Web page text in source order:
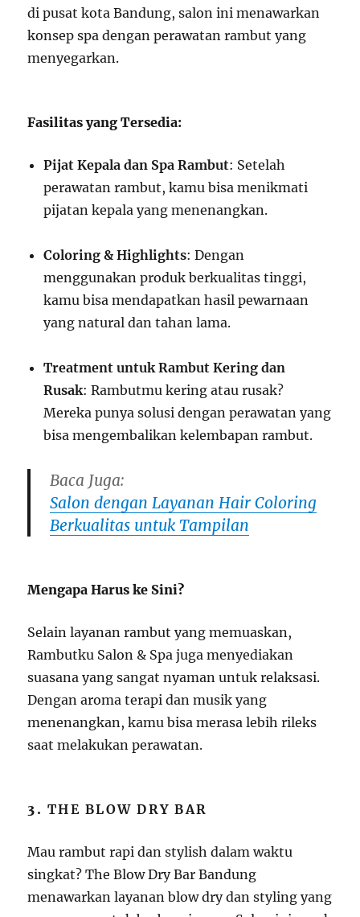
di pusat kota Bandung, salon ini menawarkan
konsep spa dengan perawatan rambut yang
menyegarkan.
Fasilitas yang Tersedia:
Pijat Kepala dan Spa Rambut: Setelah
perawatan rambut, kamu bisa menikmati
pijatan kepala yang menenangkan.
Coloring & Highlights: Dengan
menggunakan produk berkualitas tinggi,
kamu bisa mendapatkan hasil pewarnaan
yang natural dan tahan lama.
Treatment untuk Rambut Kering dan
Rusak: Rambutmu kering atau rusak?
Mereka punya solusi dengan perawatan yang
bisa mengembalikan kelembapan rambut.
Baca Juga:
Salon dengan Layanan Hair Coloring
Berkualitas untuk Tampilan
Mengapa Harus ke Sini?
Selain layanan rambut yang memuaskan,
Rambutku Salon & Spa juga menyediakan
suasana yang sangat nyaman untuk relaksasi.
Dengan aroma terapi dan musik yang
menenangkan, kamu bisa merasa lebih rileks
saat melakukan perawatan.
3.THE BLOW DRY BAR
Mau rambut rapi dan stylish dalam waktu
singkat? The Blow Dry Bar Bandung
menawarkan layanan blow dry dan styling yang